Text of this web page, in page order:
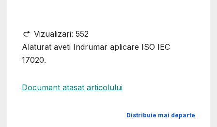
Vizualizari: 552
Alaturat aveti Indrumar aplicare ISO IEC
17020.
Document atasat articolului
Distribuie mai departe